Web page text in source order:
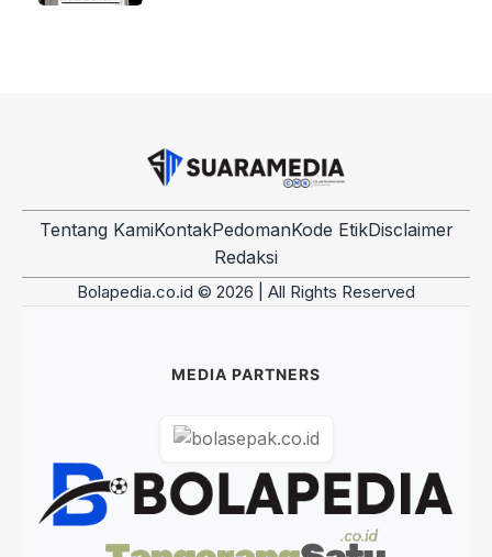
Tentang KamiKontakPedomanKode EtikDisclaimer
Redaksi
Bolapedia.co.id © 2026 | All Rights Reserved
MEDIA PARTNERS